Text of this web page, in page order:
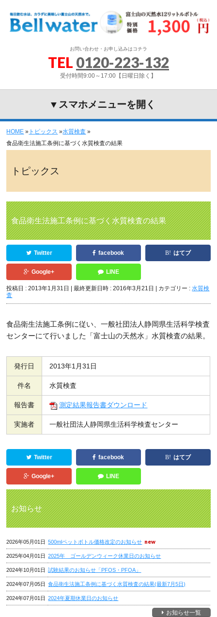
お問い合わせ・お申し込みはコチラ
TEL 0120-223-132
受付時間9:00～17:00【日曜日除く】
▼スマホメニューを開く
HOME » トピックス »水質検査 »
食品衛生法施工条例に基づく水質検査の結果
トピックス
食品衛生法施工条例に基づく水質検査の結果
Twitter facebook はてブ
Google+ LINE
投稿日 : 2013年1月31日 最終更新日時 : 2016年3月21日 カテゴリー :水質検
査
食品衛生法施工条例に従い、一般社団法人静岡県生活科学検査
センターにて行いました「富士山の天然水」水質検査の結果。
発行日 2013年1月31日
件名 水質検査
報告書 測定結果報告書ダウンロード
実施者 一般社団法人静岡県生活科学検査センター
Twitter facebook はてブ
Google+ LINE
お知らせ
2026年05月01日 500mlペットボトル価格改定のお知らせ
2025年04月01日 2025年 ゴールデンウィーク休業日のお知らせ
2024年10月01日 試験結果のお知らせ「PFOS・PFOA」
2024年07月05日 食品衛生法施工条例に基づく水質検査の結果(最新7月5日)
2024年07月01日 2024年夏期休業日のお知らせ
お知らせ一覧